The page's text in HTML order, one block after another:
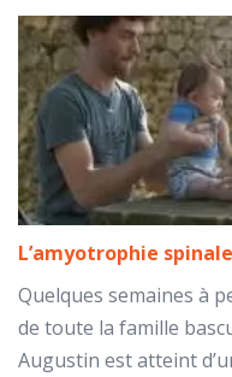
L’amyotrophie
Quelques semaines à
de toute la famille
Augustin est atteint